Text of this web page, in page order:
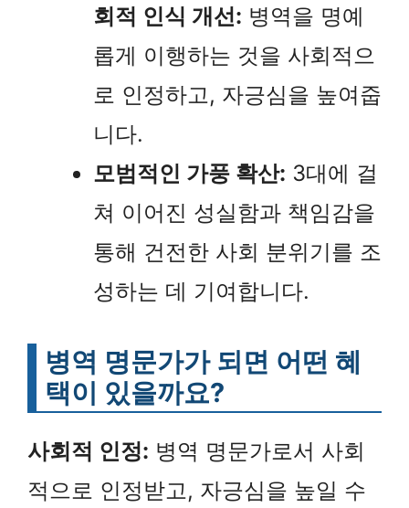
회적 인식 개선: 병역을 명예
롭게 이행하는 것을 사회적으
로 인정하고, 자긍심을 높여줍
니다.
모범적인 가풍 확산: 3대에 걸
쳐 이어진 성실함과 책임감을
통해 건전한 사회 분위기를 조
성하는 데 기여합니다.
병역 명문가가 되면 어떤 혜
택이 있을까요?
사회적 인정: 병역 명문가로서 사회
적으로 인정받고, 자긍심을 높일 수